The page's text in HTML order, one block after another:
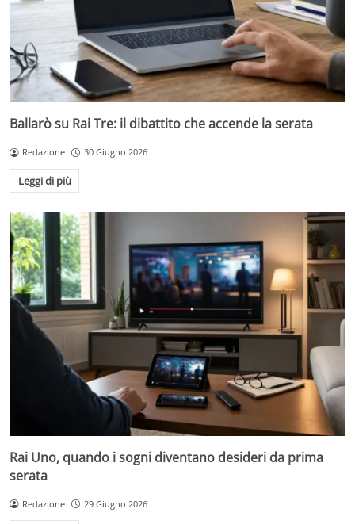
Ballarò su Rai Tre: il dibattito che accende la serata
Redazione 30 Giugno 2026
Leggi di più
Rai Uno, quando i sogni diventano desideri da prima
serata
Redazione 29 Giugno 2026